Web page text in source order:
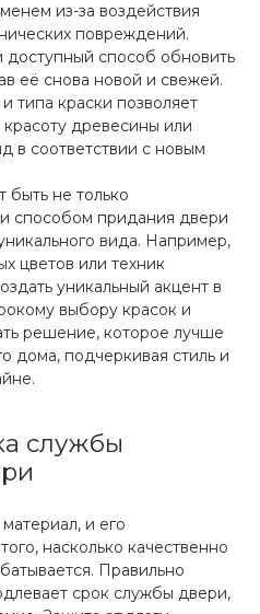
из-за воздействия
повреждений.
способ обновить
её снова новой и свежей.
типа краски позволяет
древесины или
в соответствии с новым
не только
способом придания двери
вида. Например,
цветов или техник
уникальный акцент в
выбору красок и
решение, которое лучше
дома, подчеркивая стиль и
службы
и его
насколько качественно
Правильно
срок службы двери,